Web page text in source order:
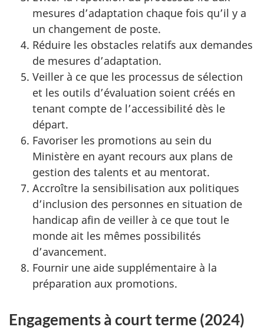
mesures d’adaptation chaque fois qu’il y a
un changement de poste.
Réduire les obstacles relatifs aux demandes
de mesures d’adaptation.
Veiller à ce que les processus de sélection
et les outils d’évaluation soient créés en
tenant compte de l’accessibilité dès le
départ.
Favoriser les promotions au sein du
Ministère en ayant recours aux plans de
gestion des talents et au mentorat.
Accroître la sensibilisation aux politiques
d’inclusion des personnes en situation de
handicap afin de veiller à ce que tout le
monde ait les mêmes possibilités
d’avancement.
Fournir une aide supplémentaire à la
préparation aux promotions.
Engagements à court terme (2024)